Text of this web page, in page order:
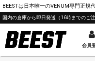
BEESTは日本唯一のVENUM専門正規
国内の倉庫から即日発送（16時までのご
会員